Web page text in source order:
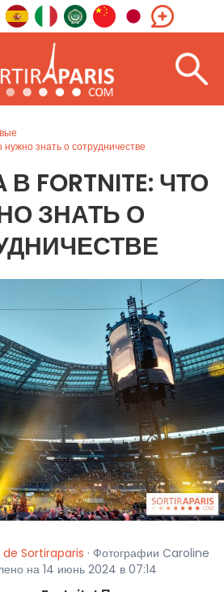
знать о сотрудничестве
В FORTNITE: ЧТО
ЗНАТЬ О
Sortiraparis · Фотографии Caroline
на 14 июнь 2024 в 07:14